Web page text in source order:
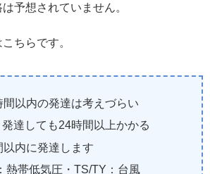
予想されていません。
ちらです。
以内の発達は考えづらい
達しても24時間以上かかる
内に発達します
帯低気圧・TS/TY：台風